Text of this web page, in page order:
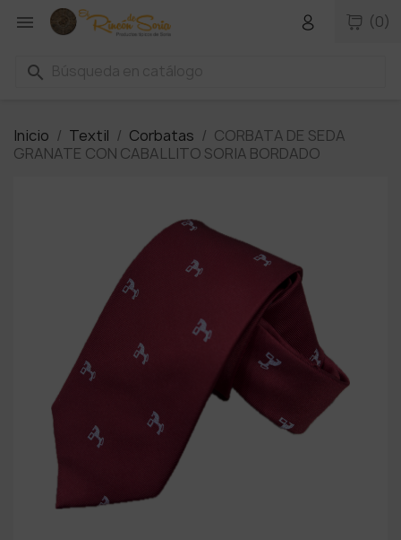
 (0)
search
Inicio Textil Corbatas
CORBATA DE SEDA
GRANATE CON CABALLITO SORIA BORDADO